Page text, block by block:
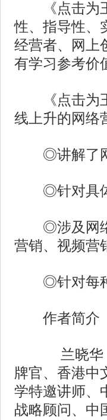
《点击为王
性、指导性、
经营者、网上
有学习参考价
《点击为王
线上升的网络
◎讲解了网
◎针对具体
◎涉及网络
营销、视频营
◎针对每种
作者简介
兰晓华，国
牌官、香港中
学特邀讲师、
战略顾问、中